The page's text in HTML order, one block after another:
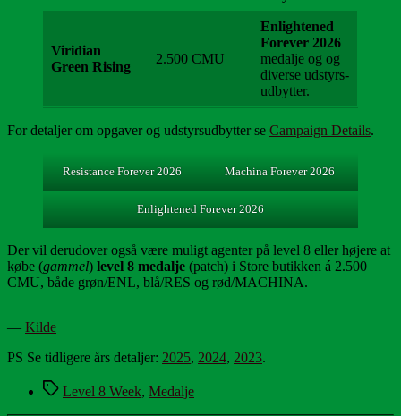
Viridian
Green Rising
2.500 CMU
Enlightened
Forever 2026
medalje og og
diverse udstyrs-
udbytter.
For detaljer om opgaver og udstyrsudbytter se Campaign Details.
Resistance Forever 2026 Machina Forever 2026
Enlightened Forever 2026
Der vil derudover også være muligt agenter på level 8 eller højere at
købe (gammel) level 8 medalje (patch) i Store butikken á 2.500
CMU, både grøn/ENL, blå/RES og rød/MACHINA.
— Kilde
PS Se tidligere års detaljer: 2025, 2024, 2023.
TagsLevel 8 Week, Medalje